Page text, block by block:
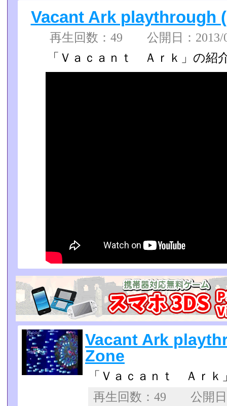
Vacant Ark playthrough
再生回数：49 公開日：2013/
「Ｖａｃａｎｔ Ａｒｋ」の紹
Vacant Ark
Zone
「Ｖａｃａｎｔ Ａｒｋ
再生回数：49 公開